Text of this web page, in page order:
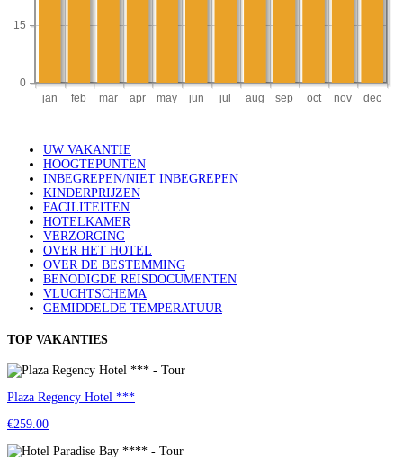
UW VAKANTIE
HOOGTEPUNTEN
INBEGREPEN/NIET INBEGREPEN
KINDERPRIJZEN
FACILITEITEN
HOTELKAMER
VERZORGING
OVER HET HOTEL
OVER DE BESTEMMING
BENODIGDE REISDOCUMENTEN
VLUCHTSCHEMA
GEMIDDELDE TEMPERATUUR
TOP VAKANTIES
Plaza Regency Hotel ***
€259.00